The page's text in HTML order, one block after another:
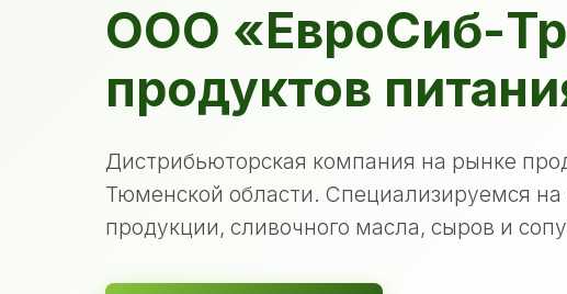
ООО «ЕвроСиб-
продуктов
Дистрибьюторская компания на рынке
Тюменской области. Специализируемся на
продукции, сливочного масла, сыров и